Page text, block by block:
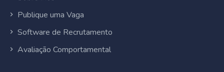
Publique uma Vaga
Software de Recrutamento
Avaliação Comportamental